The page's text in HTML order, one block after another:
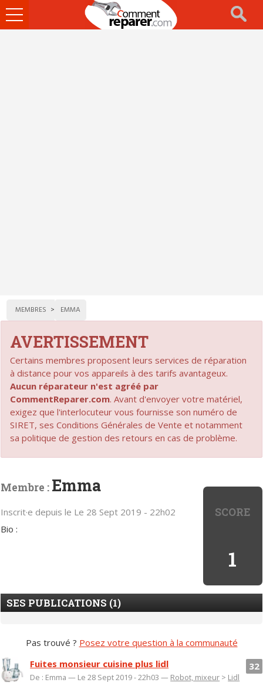
Ouvrir
le
MEMBRES EMMA
AVERTISSEMENT
Certains membres proposent leurs services de réparation
à distance pour vos appareils à des tarifs avantageux.
Aucun réparateur n'est agréé par
CommentReparer.com. Avant d'envoyer votre matériel,
exigez que l'interlocuteur vous fournisse son numéro de
SIRET, ses Conditions Générales de Vente et notamment
sa politique de gestion des retours en cas de problème.
SCORE
1
Membre : Emma
Inscrit·e depuis le Le 28 Sept 2019 - 22h02
Bio :
SES PUBLICATIONS (1)
Pas trouvé ? Posez votre question à la communauté
32
Fuites monsieur cuisine plus lidl
De : Emma — Le 28 Sept 2019 - 22h03 — Robot, mixeur > Lidl